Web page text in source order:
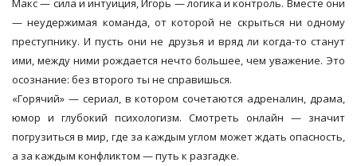
Макс — сила и интуиция, Игорь — логика и контроль. Вместе они
— неудержимая команда, от которой не скрыться ни одному
преступнику. И пусть они не друзья и вряд ли когда-то станут
ими, между ними рождается нечто большее, чем уважение. Это
осознание: без второго ты не справишься.
«Горячий» — сериал, в котором сочетаются адреналин, драма,
юмор и глубокий психологизм. Смотреть онлайн — значит
погрузиться в мир, где за каждым углом может ждать опасность,
а за каждым конфликтом — путь к разгадке.